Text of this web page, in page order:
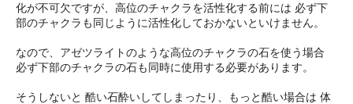
化が不可欠ですが、高位のチャクラを活性化する前には 必ず下
部のチャクラも同じように活性化しておかないといけません。
なので、アゼツライトのような高位のチャクラの石を使う場合
必ず下部のチャクラの石も同時に使用する必要があります。
そうしないと 酷い石酔いしてしまったり、もっと酷い場合は 体